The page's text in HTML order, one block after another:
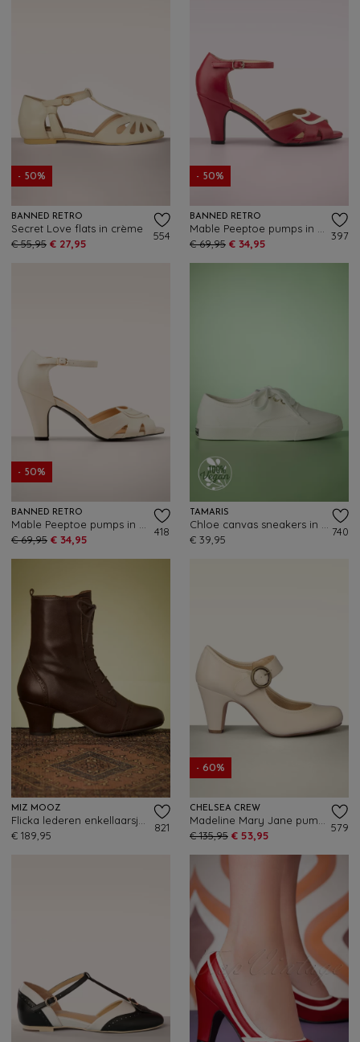
- 50%
BANNED RETRO
Secret Love flats in crème
€ 55,95 € 27,95
554
- 50%
BANNED RETRO
€ 69,95 € 34,95
397
- 50%
BANNED RETRO
€ 69,95 € 34,95
418
TAMARIS
€ 39,95
740
MIZ MOOZ
€ 189,95
821
- 60%
CHELSEA CREW
€ 135,95 € 53,95
579